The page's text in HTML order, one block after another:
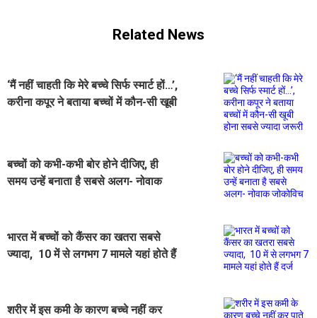
Related News
‘मैं नहीं चाहती कि मेरे बच्चे सिर्फ स्मार्ट हों…’,
करीना कपूर ने बताया बच्चों में कौन-सी खूबी
बच्चों को कभी-कभी बोर होने दीजिए, ही
समय उन्हें बनाता है सबसे अलग- नोवाक
भारत में बच्चों को कैंसर का खतरा सबसे
ज्यादा, 10 में से लगभग 7 मामले यहां होते हैं
शरीर में इस कमी के कारण बच्चे नहीं कर